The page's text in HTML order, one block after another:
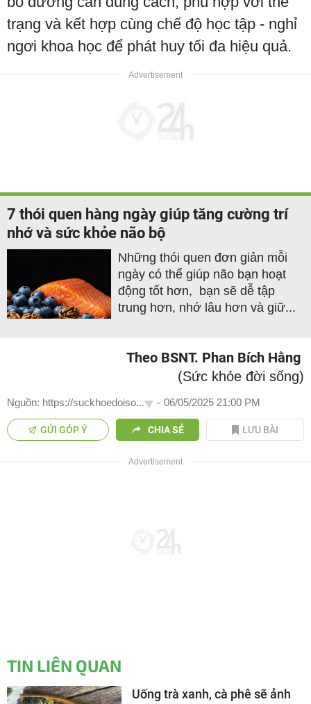
trạng và kết hợp cùng chế độ học tập - nghỉ
ngơi khoa học để phát huy tối đa hiệu quả.
7 thói quen hàng ngày giúp tăng cường trí
nhớ và sức khỏe não bộ
Những thói quen đơn giản mỗi
ngày có thể giúp não bạn hoạt
động tốt hơn, bạn sẽ dễ tập
trung hơn, nhớ lâu hơn và giữ...
Theo BSNT. Phan Bích Hằng
(Sức khỏe đời sống)
Nguồn: https://suckhoedoiso... - 06/05/2025 21:00 PM
GỬI GÓP Ý CHIA SẺ LƯU BÀI
TIN LIÊN QUAN
Uống trà xanh, cà phê sẽ ảnh